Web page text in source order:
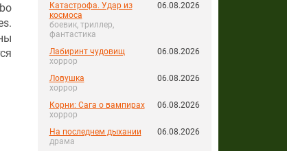
Катастрофа. Удар из
космоса
боевик, триллер,
фантастика
06.08.2026
Лабиринт чудовищ
хоррор
06.08.2026
Ловушка
хоррор
06.08.2026
Корни: Сага о вампирах
хоррор
06.08.2026
На последнем дыхании
драма
06.08.2026